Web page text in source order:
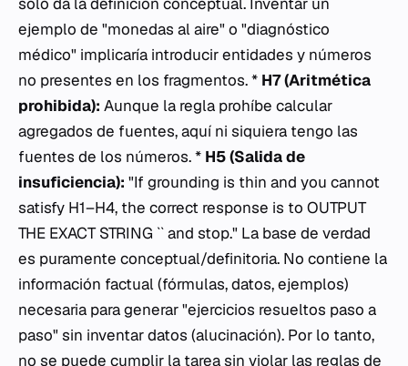
ejemplo de "monedas al aire" o "diagnóstico
médico" implicaría introducir entidades y números
no presentes en los fragmentos. * H7 (Aritmética
prohibida): Aunque la regla prohíbe calcular
agregados de fuentes, aquí ni siquiera tengo las
fuentes de los números. * H5 (Salida de
insuficiencia): "If grounding is thin and you cannot
satisfy H1–H4, the correct response is to OUTPUT
THE EXACT STRING `` and stop." La base de verdad
es puramente conceptual/definitoria. No contiene la
información factual (fórmulas, datos, ejemplos)
necesaria para generar "ejercicios resueltos paso a
paso" sin inventar datos (alucinación). Por lo tanto,
no se puede cumplir la tarea sin violar las reglas de